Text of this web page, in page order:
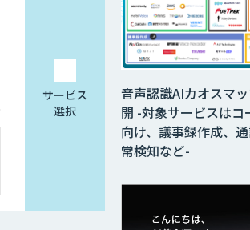
サービス
選択
音声認識AIカオスマ
開 -対象サービスはコ
向け、議事録作成、
常検知など-